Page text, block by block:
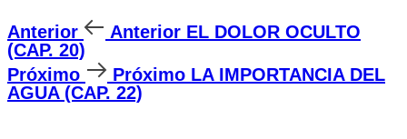
Anterior Anterior EL DOLOR OCULTO
(CAP. 20)
Próximo
Próximo LA IMPORTANCIA DEL
AGUA (CAP. 22)